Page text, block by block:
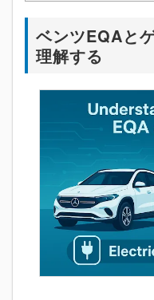
ベンツEQAと
理解する